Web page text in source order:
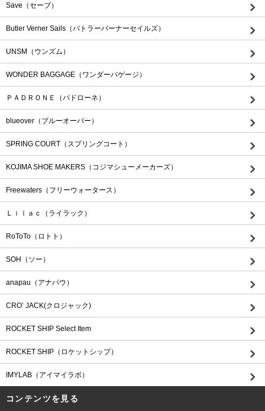
Save（セーブ）
Butler Verner Sails（バトラーバーナーセイルズ）
UNSM（ウンズム）
WONDER BAGGAGE（ワンダーバゲージ）
ＰＡＤＲＯＮＥ（パドローネ）
blueover（ブルーオーバー）
SPRING COURT（スプリングコート）
KOJIMA SHOE MAKERS（コジマシューメーカーズ）
Freewaters（フリーウォータース）
Ｌｉｌａｃ（ライラック）
RoToTo（ロトト）
SOH（ソー）
anapau（アナパウ）
CRO’ JACK(クロジャック)
ROCKET SHIP Select Item
ROCKET SHIP（ロケットシップ）
IMYLAB（アイマイラボ）
コンテンツを見る